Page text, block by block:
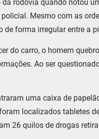
rodovia quando notou
Mesmo com as
de forma irregular entre a
do carro, o homem
Ao ser
uma caixa de
localizados tabletes
26 quilos de drogas